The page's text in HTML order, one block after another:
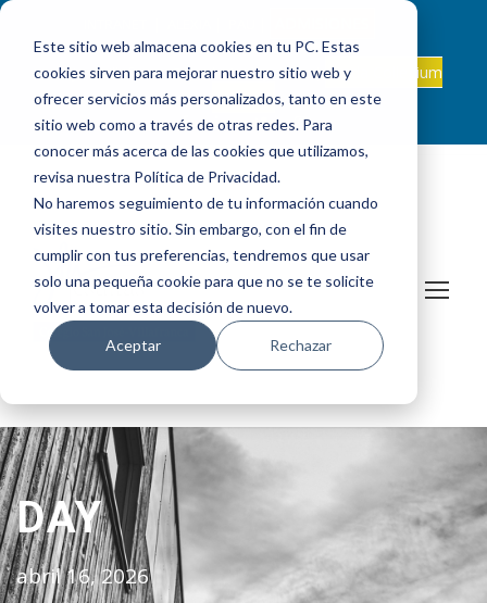
Este sitio web almacena cookies en tu PC. Estas
cookies sirven para mejorar nuestro sitio web y
ofrecer servicios más personalizados, tanto en este
sitio web como a través de otras redes. Para
conocer más acerca de las cookies que utilizamos,
revisa nuestra Política de Privacidad.
No haremos seguimiento de tu información cuando
visites nuestro sitio. Sin embargo, con el fin de
cumplir con tus preferencias, tendremos que usar
solo una pequeña cookie para que no se te solicite
volver a tomar esta decisión de nuevo.
Aceptar Rechazar
ES +34 924 524 001
sanjosevillafranca@fundacionloyola.es | Onda Collegium
Podcast
DAY
abril 16, 2026